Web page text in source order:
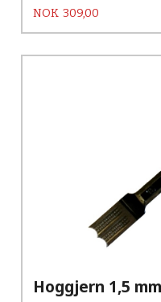
Pris
NOK 309,00
Hoggjern 1,5